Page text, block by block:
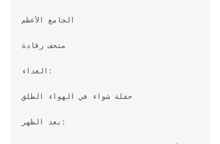
الجامع الأعظم
متحف رقادة
الغداء:
حفلة شواء في الهواء الطلق
بعد الظهر: